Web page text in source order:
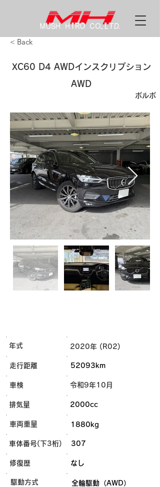
< Back
XC60 D4 AWDインスクリプション
AWD
ボルボ
年式 2020年 (R02)
走行距離 52093km
車検 令和9年10月
排気量 2000cc
車両重量 1880kg
車体番号(下3桁) 307
​修復歴 なし
​駆動方式 全輪駆動（AWD）